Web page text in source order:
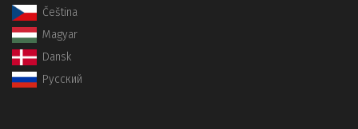
Čeština
Magyar
Dansk
Русский